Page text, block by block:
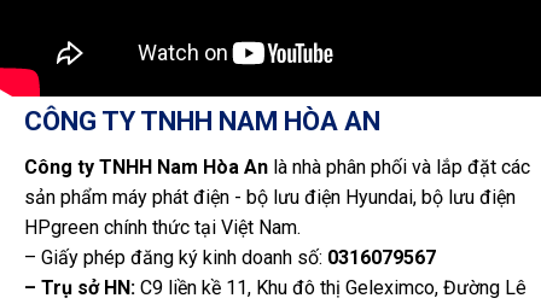
CÔNG TY TNHH NAM HÒA AN
Công ty TNHH Nam Hòa An là nhà phân phối và lắp đặt các
sản phẩm máy phát điện - bộ lưu điện Hyundai, bộ lưu điện
HPgreen chính thức tại Việt Nam.
– Giấy phép đăng ký kinh doanh số: 0316079567
– Trụ sở HN: C9 liền kề 11, Khu đô thị Geleximco, Đường Lê